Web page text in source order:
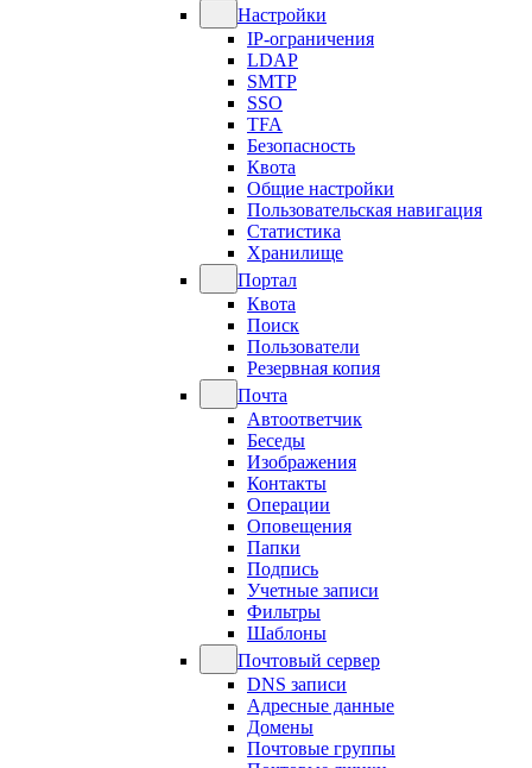
Настройки
IP-ограничения
LDAP
SMTP
SSO
TFA
Безопасность
Квота
Общие настройки
Пользовательская навигация
Статистика
Хранилище
Портал
Квота
Поиск
Пользователи
Резервная копия
Почта
Автоответчик
Беседы
Изображения
Контакты
Операции
Оповещения
Папки
Подпись
Учетные записи
Фильтры
Шаблоны
Почтовый сервер
DNS записи
Адресные данные
Домены
Почтовые группы